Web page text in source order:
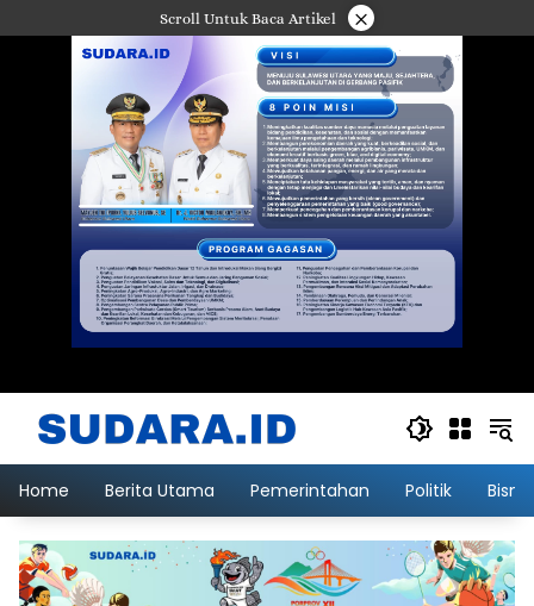
ke
Scroll Untuk Baca Artikel ×
Home Berita Utama Pemerintahan Politik